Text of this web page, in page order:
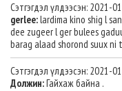
Сэтгэгдэл үлдээсэн: 2021-
gerlee:lardima kino shig l
dee zugeer l ger bulees
barag alaad shorond suux
Сэтгэгдэл үлдээсэн: 2021-
Должин:Гайхаж байна .